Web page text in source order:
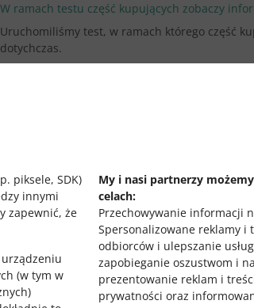
piksele, SDK)
innymi
zapewnić, że
(w tym w
My i nasi partnerzy
celach:
Przechowywanie informacji
Spersonalizowane reklamy
odbiorców i ulepszanie usług
zapobieganie oszustwom i
prezentowanie reklam i
prywatności oraz
W ramach testu część kupujących zobaczy
Uruchomiliśmy test, w ramach którego część
dotychczas.